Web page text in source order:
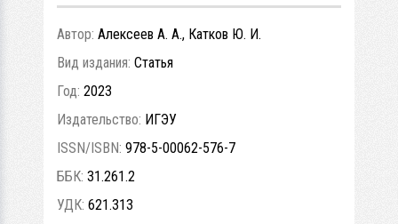
Автор: Алексеев А. А., Катков Ю. И.
Вид издания: Статья
Год: 2023
Издательство: ИГЭУ
ISSN/ISBN: 978-5-00062-576-7
ББК: 31.261.2
УДК: 621.313